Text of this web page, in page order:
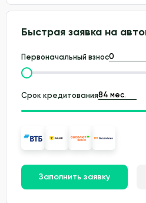
Быстрая заявка на
Первоначальный взнос
Срок кредитования
Заполнить заявку